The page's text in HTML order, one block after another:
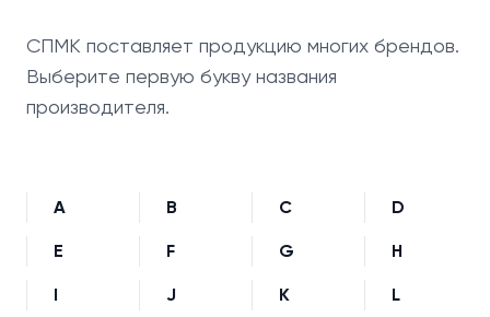
СПМК поставляет продукцию многих брендов.
Выберите первую букву названия
производителя.
A B C D
E F G H
I J K L